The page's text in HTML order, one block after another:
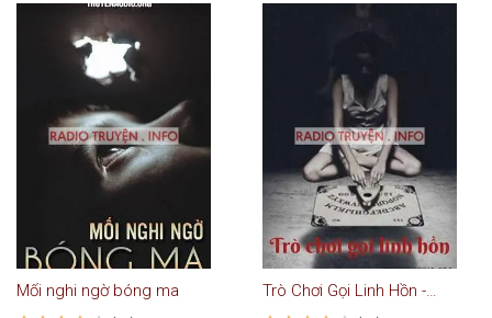
Mối nghi ngờ bóng ma Trò Chơi Gọi Linh Hồn - Truyện Ma